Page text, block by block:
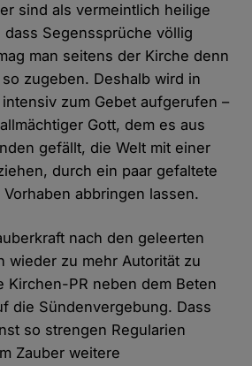
sind als vermeintlich heilige
dass Segenssprüche völlig
man seitens der Kirche denn
zugeben. Deshalb wird in
zum Gebet aufgerufen –
Gott, dem es aus
gefällt, die Welt mit einer
durch ein paar gefaltete
abbringen lassen.
nach den geleerten
wieder zu mehr Autorität zu
Kirchen-PR neben dem Beten
die Sündenvergebung. Dass
so strengen Regularien
Zauber weitere